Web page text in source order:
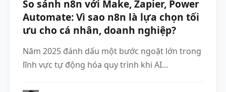
So sánh n8n với Make, Zapier, Power
Automate: Vì sao n8n là lựa chọn tối
ưu cho cá nhân, doanh nghiệp?
Năm 2025 đánh dấu một bước ngoặt lớn trong
lĩnh vực tự động hóa quy trình khi AI...